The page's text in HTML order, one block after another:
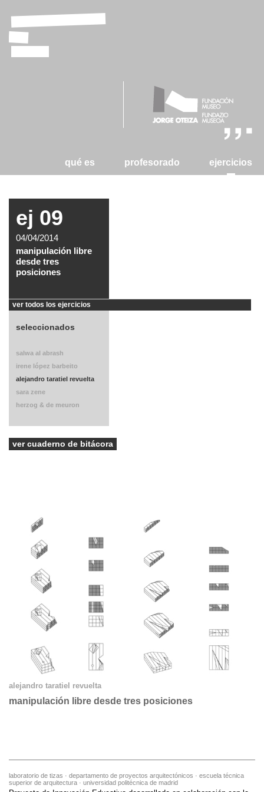
laboratorio
de
tizas
qué es profesorado ejercicios
ej 09
04/04/2014
manipulación libre
desde tres
posiciones
ver todos los ejercicios
seleccionados
salwa al abrash
irene lópez barbeito
alejandro taratiel revuelta
sara zene
herzog & de meuron
ver cuaderno de bitácora
alejandro taratiel revuelta
manipulación libre desde tres posiciones
laboratorio de tizas · departamento de proyectos arquitectónicos · escuela técnica
superior de arquitectura · universidad politécnica de madrid